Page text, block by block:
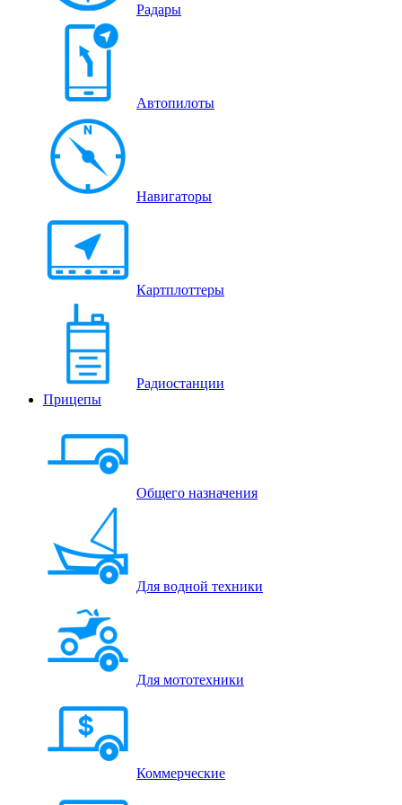
Радары
Автопилоты
Навигаторы
Картплоттеры
Радиостанции
Прицепы
Общего назначения
Для водной техники
Для мототехники
Коммерческие